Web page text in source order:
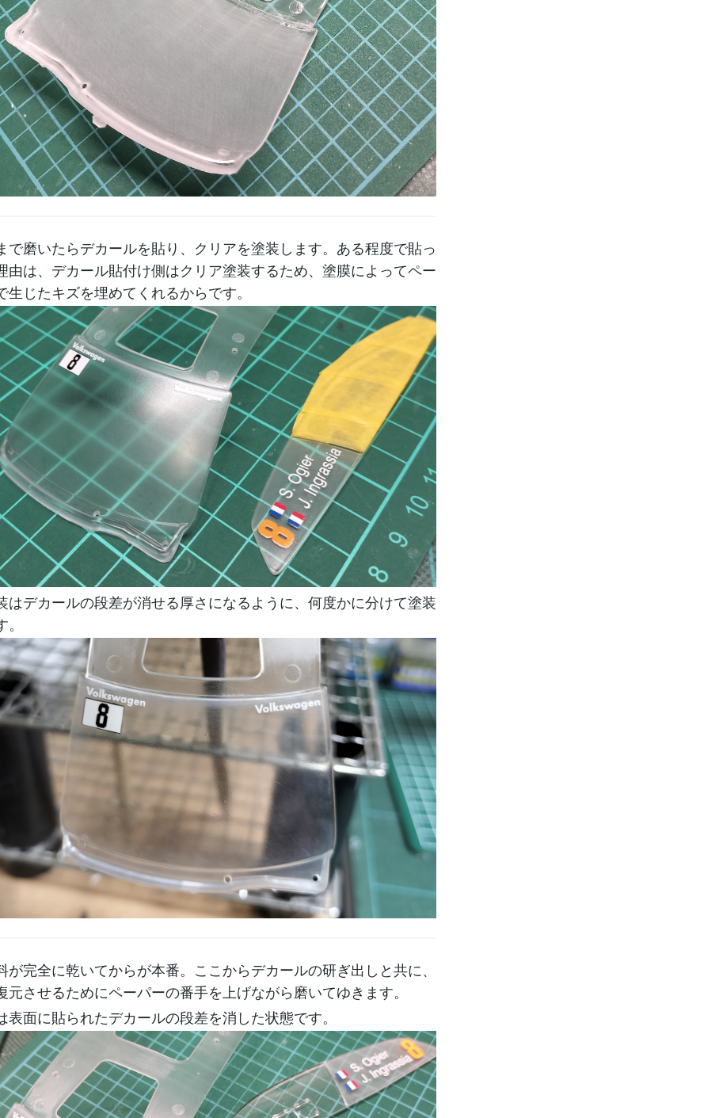
で磨いたらデカールを貼り、クリアを塗装します。ある程度で貼っ
由は、デカール貼付け側はクリア塗装するため、塗膜によってペー
生じたキズを埋めてくれるからです。
はデカールの段差が消せる厚さになるように、何度かに分けて塗装
が完全に乾いてからが本番。ここからデカールの研ぎ出しと共に、
元させるためにペーパーの番手を上げながら磨いてゆきます。
表面に貼られたデカールの段差を消した状態です。